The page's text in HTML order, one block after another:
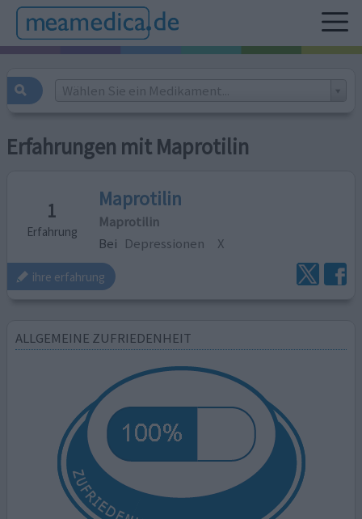
Wählen Sie ein Medikament...
Erfahrungen mit Maprotilin
1
Erfahrung
Maprotilin
Maprotilin
Bei Depressionen X
ihre erfahrung
ALLGEMEINE ZUFRIEDENHEIT